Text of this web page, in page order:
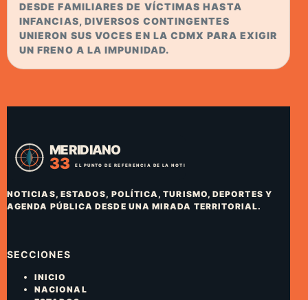
DESDE FAMILIARES DE VÍCTIMAS HASTA
INFANCIAS, DIVERSOS CONTINGENTES
UNIERON SUS VOCES EN LA CDMX PARA EXIGIR
UN FRENO A LA IMPUNIDAD.
NOTICIAS, ESTADOS, POLÍTICA, TURISMO, DEPORTES Y
AGENDA PÚBLICA DESDE UNA MIRADA TERRITORIAL.
SECCIONES
INICIO
NACIONAL